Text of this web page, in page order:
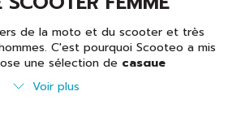
de la moto et du scooter et très
C'est pourquoi Scooteo a mis
une sélection de casque
pour vous ! Grâce à nos marques
vous trouverez différents types
Voir plus